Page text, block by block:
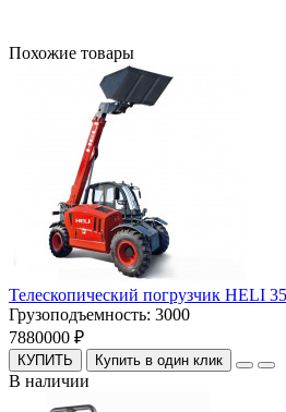
Похожие товары
Телескопический погрузчик HELI
Грузоподъемность: 3000
7880000 ₽
КУПИТЬ Купить в один клик
В наличии